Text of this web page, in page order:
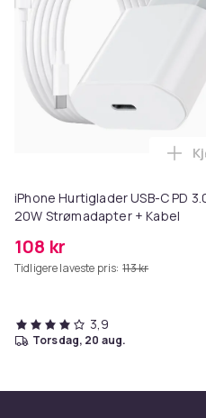
iPhone Hurtiglader USB-C PD
20W Strømadapter + Kabel
108 kr
Tidligere laveste pris: 113 kr
3,9
torsdag, 20 aug.